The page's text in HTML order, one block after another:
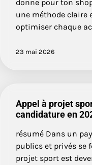
donne pour ton
une méthode claire
optimiser chaque
23 mai 2026
Appel à projet
candidature en
résumé Dans un
publics et privés se
projet sport est